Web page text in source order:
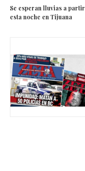
esta noche en Tijuana